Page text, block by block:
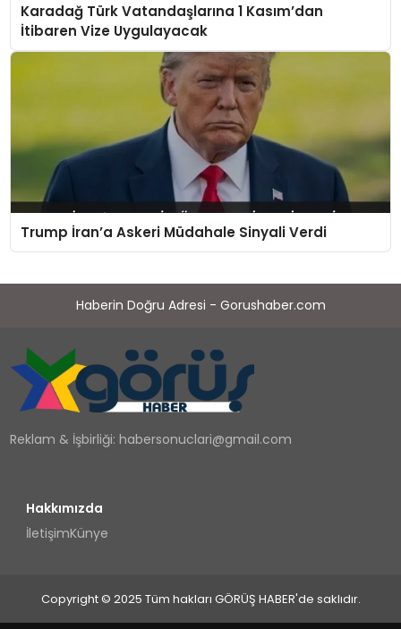
Karadağ Türk Vatandaşlarına 1 Kasım’dan
İtibaren Vize Uygulayacak
Trump İran’a Askeri Müdahale Sinyali Verdi
Haberin Doğru Adresi - Gorushaber.com
Reklam & İşbirliği:habersonuclari@gmail.com
Hakkımızda
İletişimKünye
Copyright © 2025 Tüm hakları GÖRÜŞ HABER'de saklıdır.